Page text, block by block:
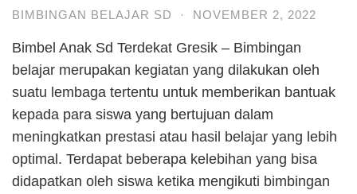
BIMBINGAN BELAJAR SD · NOVEMBER 2, 2022
Bimbel Anak Sd Terdekat Gresik – Bimbingan
belajar merupakan kegiatan yang dilakukan oleh
suatu lembaga tertentu untuk memberikan bantuak
kepada para siswa yang bertujuan dalam
meningkatkan prestasi atau hasil belajar yang lebih
optimal. Terdapat beberapa kelebihan yang bisa
didapatkan oleh siswa ketika mengikuti bimbingan